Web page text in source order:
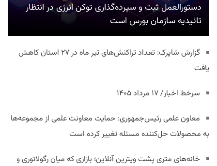
دستورالعمل ثبت و سپرده‌گذاری توکن انرژی در انتظار
تائیدیه سازمان بورس است
گزارش شاپرک: تعداد تراکنش‌های تیر ماه در ۲۷ استان‌ کاهش
یافت
سرخط اخبار/ ۱۷ مرداد ۱۴۰۵
معاون علمی رئیس‌جمهوری: حمایت معاونت علمی از مجموعه‌ها
به محصولات حل‌کننده مسئله تغییر کرده است
خانه‌های متری پشت ویترین آنلاین؛ بازاری که میان رگولاتوری و